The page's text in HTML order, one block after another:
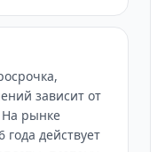
зависит от
рынке
действует